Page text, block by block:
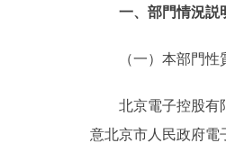
一、部門情況説
（一）本部門性
北京電子控股有限
意北京市人民政府電